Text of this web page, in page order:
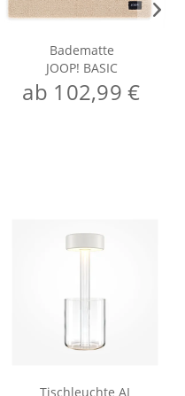
Badematte
JOOP! BASIC
ab 102,99 €